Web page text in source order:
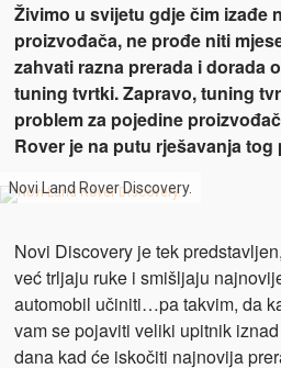
Živimo u svijetu gdje čim izađe
proizvođača, ne prođe niti
zahvati razna prerada i dorada
tuning tvrtki. Zapravo, tuning
problem za pojedine
Rover je na putu rješavanja
Novi Land Rover Discovery.
Novi Discovery je tek
već trljaju ruke i smišljaju
automobil učiniti…pa takvim, da
vam se pojaviti veliki upitnik
dana kad će iskočiti najnovija